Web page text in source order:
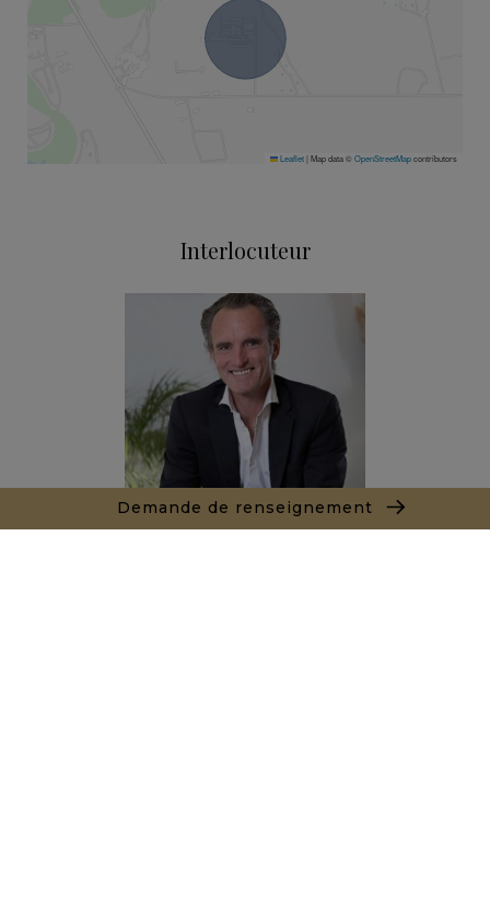
Demande de renseignement
Leaflet| Map data ©OpenStreetMapcontributors
Interlocuteur